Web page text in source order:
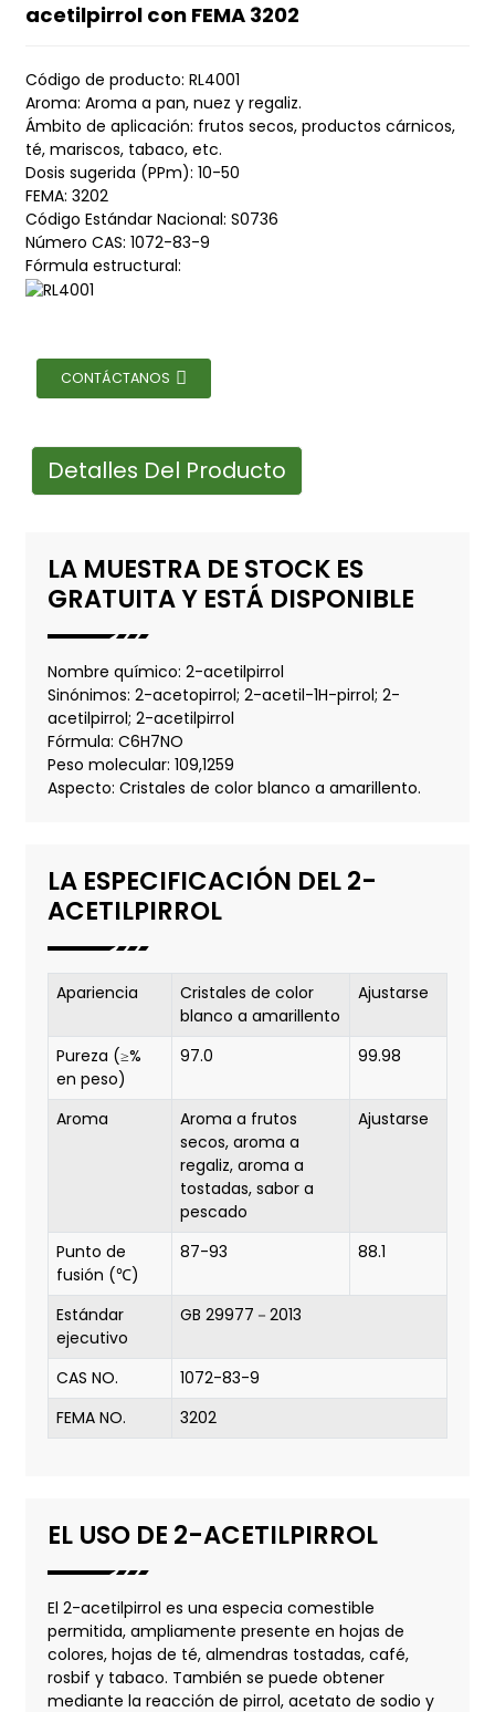
acetilpirrol con FEMA 3202
Código de producto: RL4001
Aroma: Aroma a pan, nuez y regaliz.
Ámbito de aplicación: frutos secos, productos cárnicos,
té, mariscos, tabaco, etc.
Dosis sugerida (PPm): 10-50
FEMA: 3202
Código Estándar Nacional: S0736
Número CAS: 1072-83-9
Fórmula estructural:
CONTÁCTANOS
Detalles Del Producto
LA MUESTRA DE STOCK ES
GRATUITA Y ESTÁ DISPONIBLE
Nombre químico: 2-acetilpirrol
Sinónimos: 2-acetopirrol; 2-acetil-1H-pirrol; 2-
acetilpirrol; 2-acetilpirrol
Fórmula: C6H7NO
Peso molecular: 109,1259
Aspecto: Cristales de color blanco a amarillento.
LA ESPECIFICACIÓN DEL 2-
ACETILPIRROL
Apariencia
Cristales de color
blanco a amarillento
Ajustarse
Pureza (≥%
en peso)
97.0 99.98
Aroma
Aroma a frutos
secos, aroma a
regaliz, aroma a
tostadas, sabor a
pescado
Ajustarse
Punto de
fusión (℃)
87-93 88.1
Estándar
ejecutivo
GB 29977－2013
CAS NO.
1072-83-9
FEMA NO.
3202
EL USO DE 2-ACETILPIRROL
El 2-acetilpirrol es una especia comestible
permitida, ampliamente presente en hojas de
colores, hojas de té, almendras tostadas, café,
rosbif y tabaco. También se puede obtener
mediante la reacción de pirrol, acetato de sodio y